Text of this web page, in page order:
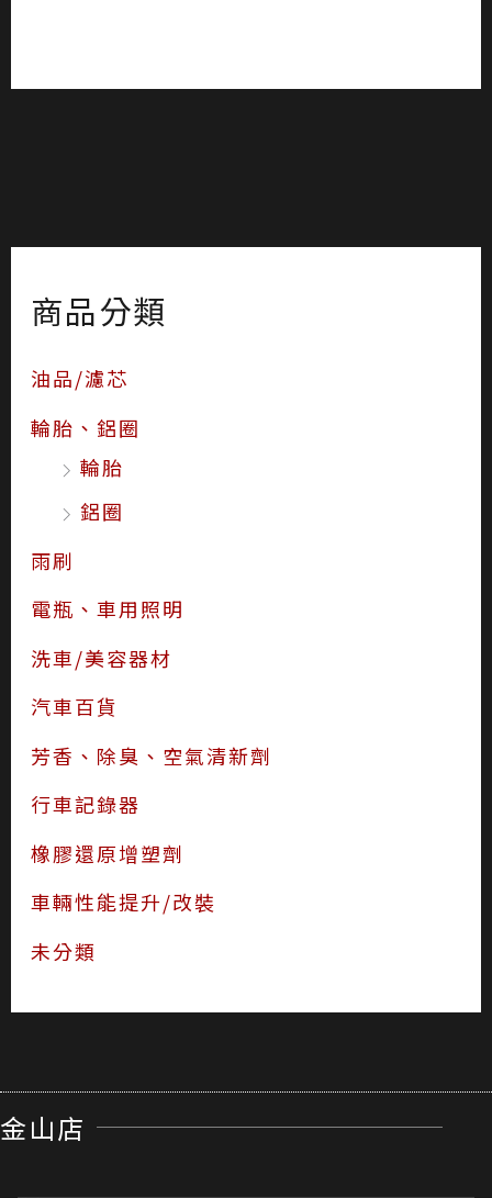
商品分類
油品/濾芯
輪胎、鋁圈
輪胎
鋁圈
雨刷
電瓶、車用照明
洗車/美容器材
汽車百貨
芳香、除臭、空氣清新劑
行車記錄器
橡膠還原增塑劑
車輛性能提升/改裝
未分類
金山店